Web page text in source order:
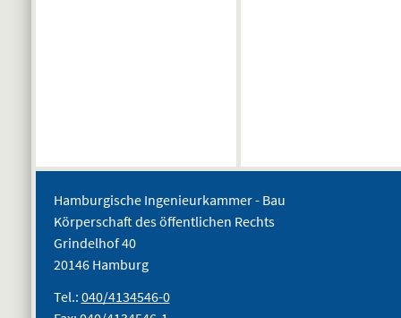
Hamburgische Ingenieurkammer - Bau
Körperschaft des öffentlichen Rechts
Grindelhof 40
20146 Hamburg
Tel.: 040/4134546-0